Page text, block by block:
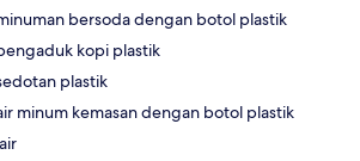
bersoda dengan botol plastik
kopi plastik
plastik
minum kemasan dengan botol plastik